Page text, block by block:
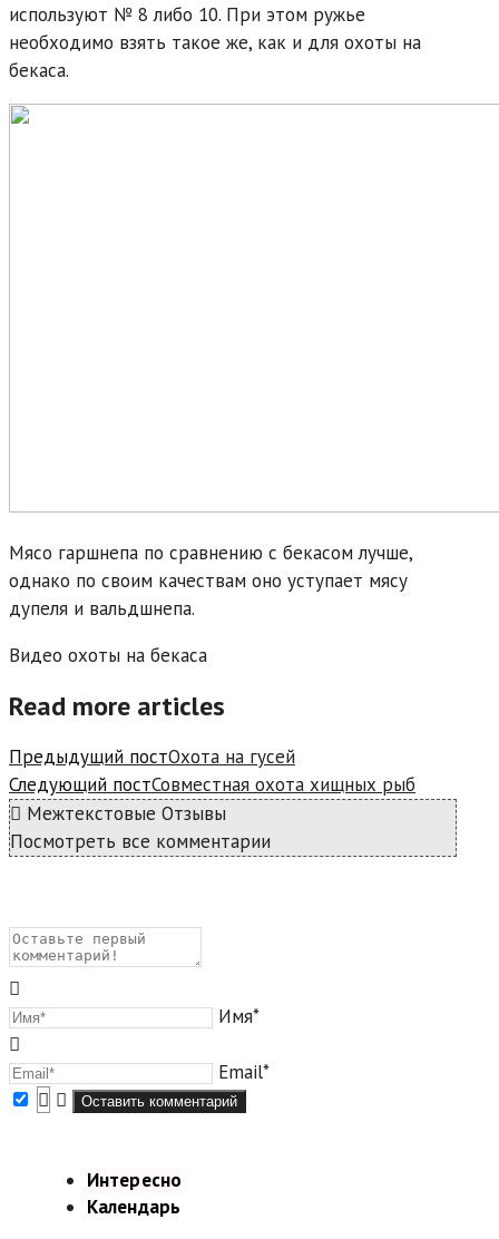
используют № 8 либо 10. При этом ружье
необходимо взять такое же, как и для охоты на
бекаса.
Мясо гаршнепа по сравнению с бекасом лучше,
однако по своим качествам оно уступает мясу
дупеля и вальдшнепа.
Видео охоты на бекаса
Read more articles
Предыдущий постОхота на гусей
Следующий постСовместная охота хищных рыб
Межтекстовые Отзывы
Посмотреть все комментарии
Имя*
Email*
Интересно
Календарь